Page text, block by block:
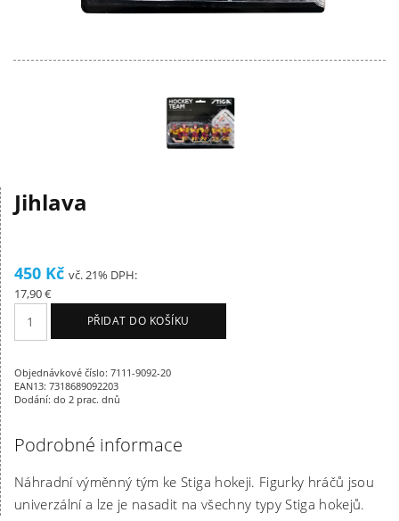
Jihlava
450 Kč vč. 21% DPH:
17,90 €
PŘIDAT DO KOŠÍKU
Objednávkové číslo: 7111-9092-20
EAN13: 7318689092203
Dodání: do 2 prac. dnů
Podrobné informace
Náhradní výměnný tým ke Stiga hokeji. Figurky hráčů jsou
univerzální a lze je nasadit na všechny typy Stiga hokejů.